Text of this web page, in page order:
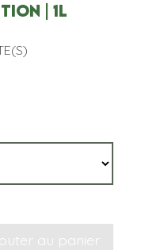
| 1L
au panier